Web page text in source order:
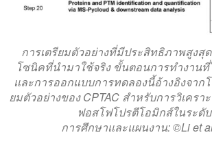
การเตรียมตัวอย่างที่มีประสิทธิภาพสูงสุ
โซนิคที่นำมาใช้จริง ขั้นตอนการทำงานที่
และการออกแบบการทดลองนี้อ้างอิงจาก
ยมตัวอย่างของ CPTAC สำหรับการวิเคร
ฟอสโฟโปรตีโอมิกส์ในระดั
การศึกษาและแผนงาน: ©Li et